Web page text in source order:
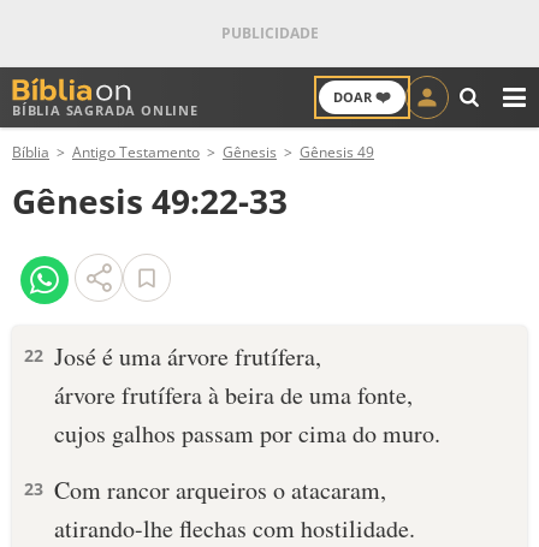
BÍBLIA SAGRADA ONLINE
DOAR ❤️
ANTIGO TESTAMENTO
NOVO TESTAMENTO
VERSÍCULOS
PALAVRA DO DIA
DEVOCIONAL DIÁRIO
Bíblia Antigo Testamento Gênesis Gênesis 49
Gênesis 49:22-33
22 José é uma árvore frutífera,
árvore frutífera à beira de uma fonte,
cujos galhos passam por cima do muro.
23 Com rancor arqueiros o atacaram,
atirando-lhe flechas com hostilidade.